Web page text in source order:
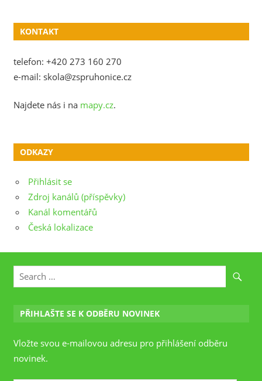
KONTAKT
telefon: +420 273 160 270
e-mail: skola@zspruhonice.cz
Najdete nás i na mapy.cz.
ODKAZY
Přihlásit se
Zdroj kanálů (příspěvky)
Kanál komentářů
Česká lokalizace
PŘIHLAŠTE SE K ODBĚRU NOVINEK
Vložte svou e-mailovou adresu pro přihlášení odběru
novinek.